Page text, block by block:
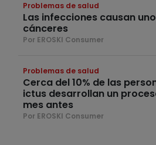
Problemas de salud
Las infecciones causan
cánceres
Por EROSKI Consumer
Problemas de salud
Cerca del 10% de las
ictus desarrollan un
mes antes
Por EROSKI Consumer